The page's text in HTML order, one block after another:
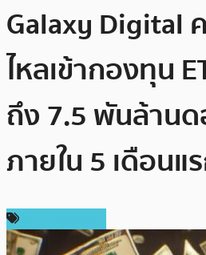
Galaxy Digital
ไหลเข้ากองทุน
ถึง 7.5 พันล้าน
ภายใน 5 เดือนแ